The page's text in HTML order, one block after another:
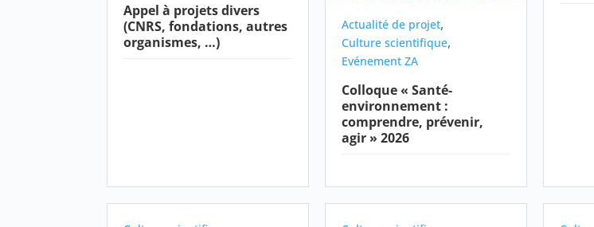
Appel à projets divers
(CNRS, fondations, autres
organismes, …)
Actualité de projet,
Culture scientifique,
Evénement ZA
Colloque « Santé-
environnement :
comprendre, prévenir,
agir » 2026